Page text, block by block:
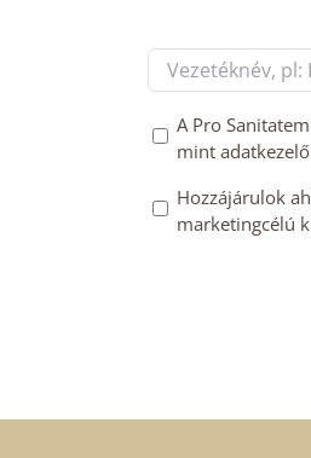
Név
*
GDPT
hozzájárulás
A Pro
mint
Mailchimp
feliratkozás
Hozzájárulok
marketingcélú